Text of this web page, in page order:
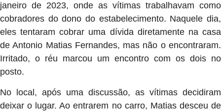
janeiro de 2023, onde as vítimas trabalhavam como
cobradores do dono do estabelecimento. Naquele dia,
eles tentaram cobrar uma dívida diretamente na casa
de Antonio Matias Fernandes, mas não o encontraram.
Irritado, o réu marcou um encontro com os dois no
posto.
No local, após uma discussão, as vítimas decidiram
deixar o lugar. Ao entrarem no carro, Matias desceu de